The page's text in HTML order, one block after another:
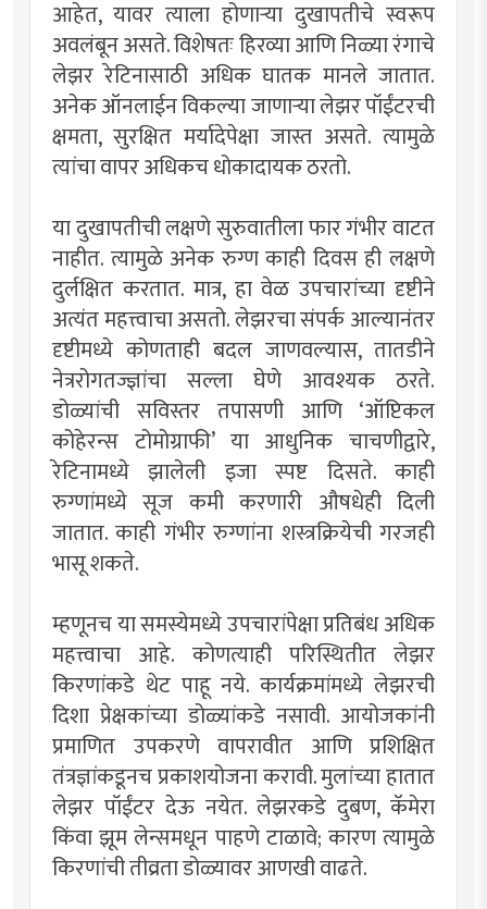
आहेत, यावर त्याला होणाऱ्या दुखापतीचे स्वरूप
अवलंबून असते. विशेषतः हिरव्या आणि निळ्या रंगाचे
लेझर रेटिनासाठी अधिक घातक मानले जातात.
अनेक ऑनलाईन विकल्या जाणाऱ्या लेझर पॉईंटरची
क्षमता, सुरक्षित मर्यादेपेक्षा जास्त असते. त्यामुळे
त्यांचा वापर अधिकच धोकादायक ठरतो.
या दुखापतीची लक्षणे सुरुवातीला फार गंभीर वाटत
नाहीत. त्यामुळे अनेक रुग्ण काही दिवस ही लक्षणे
दुर्लक्षित करतात. मात्र, हा वेळ उपचारांच्या दृष्टीने
अत्यंत महत्त्वाचा असतो. लेझरचा संपर्क आल्यानंतर
दृष्टीमध्ये कोणताही बदल जाणवल्यास, तातडीने
नेत्ररोगतज्ज्ञांचा सल्ला घेणे आवश्यक ठरते.
डोळ्यांची सविस्तर तपासणी आणि ‌‘ऑप्टिकल
कोहेरन्स टोमोग्राफी‌’ या आधुनिक चाचणीद्वारे,
रेटिनामध्ये झालेली इजा स्पष्ट दिसते. काही
रुग्णांमध्ये सूज कमी करणारी औषधेही दिली
जातात. काही गंभीर रुग्णांना शस्त्रक्रियेची गरजही
भासू शकते.
म्हणूनच या समस्येमध्ये उपचारांपेक्षा प्रतिबंध अधिक
महत्त्वाचा आहे. कोणत्याही परिस्थितीत लेझर
किरणांकडे थेट पाहू नये. कार्यक्रमांमध्ये लेझरची
दिशा प्रेक्षकांच्या डोळ्यांकडे नसावी. आयोजकांनी
प्रमाणित उपकरणे वापरावीत आणि प्रशिक्षित
तंत्रज्ञांकडूनच प्रकाशयोजना करावी. मुलांच्या हातात
लेझर पॉईंटर देऊ नयेत. लेझरकडे दुबण, कॅमेरा
किंवा झूम लेन्समधून पाहणे टाळावे; कारण त्यामुळे
किरणांची तीव्रता डोळ्यावर आणखी वाढते.